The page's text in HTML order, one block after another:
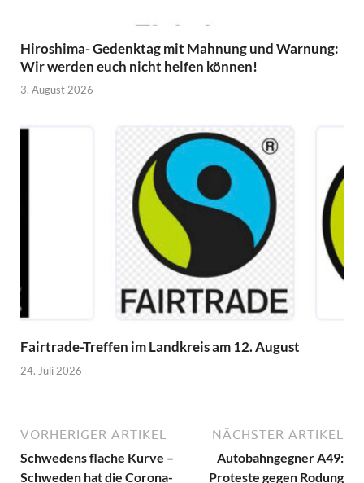
Hiroshima- Gedenktag mit Mahnung und Warnung:
Wir werden euch nicht helfen können!
3. August 2026
Fairtrade-Treffen im Landkreis am 12. August
24. Juli 2026
VORHERIGER ARTIKEL
Schwedens flache Kurve –
Schweden hat die Corona-
NÄCHSTER ARTIKEL
Autobahngegner A49:
Proteste gegen Rodung